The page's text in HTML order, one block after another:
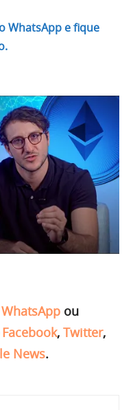
WhatsApp e fique
WhatsApp ou
Facebook, Twitter,
News.